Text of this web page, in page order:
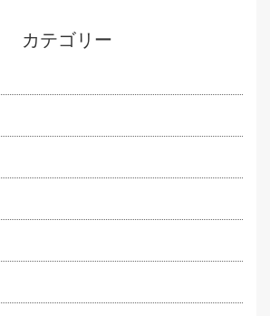
カテゴリー